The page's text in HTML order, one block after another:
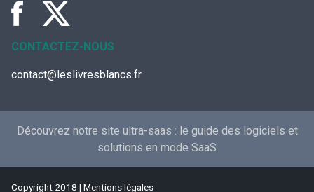
CONTACTEZ-NOUS
contact@leslivresblancs.fr
Découvrez notre site ultra-saas : le guide des logiciels et
solutions en mode SaaS
Copyright 2018 | Mentions légales